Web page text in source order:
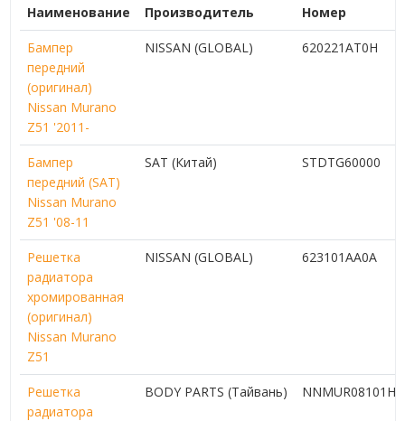
Наименование Производитель Номер
Бампер
передний
(оригинал)
Nissan Murano
Z51 '2011-
NISSAN (GLOBAL) 620221AT0H
Бампер
передний (SAT)
Nissan Murano
Z51 '08-11
SAT (Китай) STDTG60000
Решетка
радиатора
хромированная
(оригинал)
Nissan Murano
Z51
NISSAN (GLOBAL) 623101AA0A
Решетка
радиатора
BODY PARTS (Тайвань) NNMUR08101HB